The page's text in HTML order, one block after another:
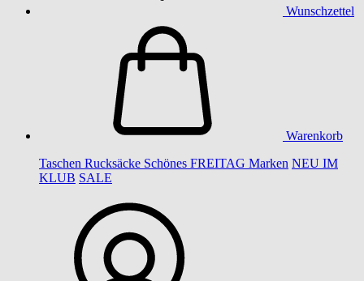
Wunschzettel
Warenkorb
Taschen Rucksäcke Schönes FREITAG Marken NEU IM
KLUB SALE